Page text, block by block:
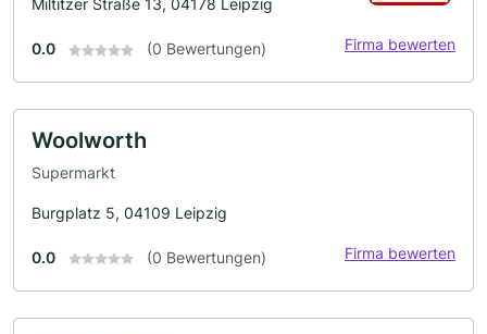
Miltitzer Straße 13, 04178 Leipzig
0.0 (0 Bewertungen) Firma bewerten
Woolworth
Supermarkt
Burgplatz 5, 04109 Leipzig
0.0 (0 Bewertungen) Firma bewerten